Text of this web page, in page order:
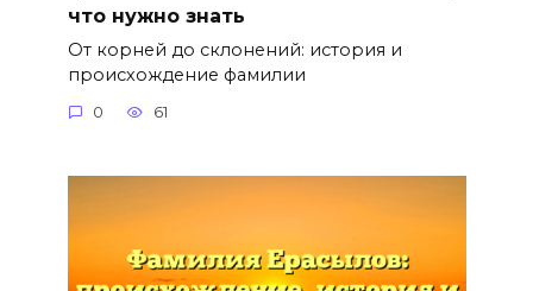
что нужно знать
От корней до склонений: история и
происхождение фамилии
0 61